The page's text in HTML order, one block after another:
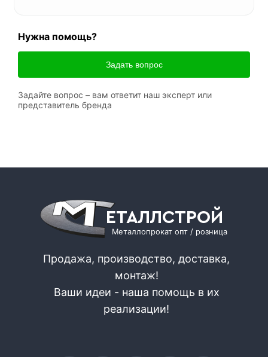
Нужна помощь?
Задать вопрос
Задайте вопрос – вам ответит наш эксперт или
представитель бренда
ЕТАЛЛСТРОЙ
Металлопрокат опт / розница
Продажа, производство, доставка,
монтаж!
Ваши идеи - наша помощь в их
реализации!